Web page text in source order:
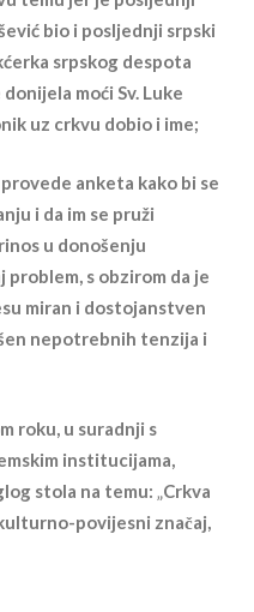
bio i posljednji srpski
srpskog despota
moći Sv. Luke
uz crkvu dobio i ime;
anketa kako bi se
i da im se pruži
u donošenju
s obzirom da je
miran i dostojanstven
nepotrebnih tenzija i
roku, u suradnji s
institucijama,
stola na temu:„Crkva
povijesni značaj,